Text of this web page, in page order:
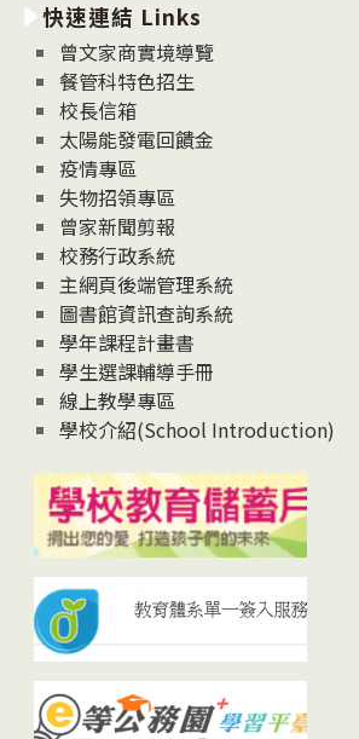
消
息
News
快速連結 Links
曾文家商實境導覽
餐管科特色招生
校長信箱
太陽能發電回饋金
疫情專區
失物招領專區
曾家新聞剪報
校務行政系統
主網頁後端管理系統
圖書館資訊查詢系統
學年課程計畫書
學生選課輔導手冊
線上教學專區
學校介紹(School Introduction)